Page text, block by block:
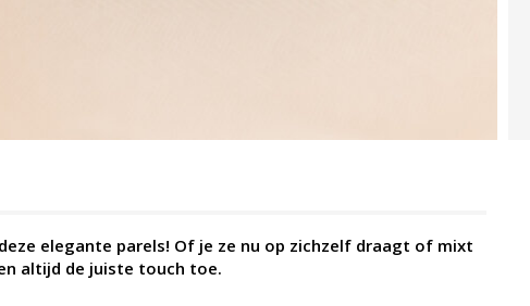
elegante parels! Of je ze nu op zichzelf draagt of mixt
altijd de juiste touch toe.